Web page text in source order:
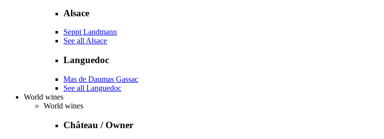
Alsace
Seppi Landmann
See all Alsace
Languedoc
Mas de Daumas Gassac
See all Languedoc
World wines
World wines
Château / Owner